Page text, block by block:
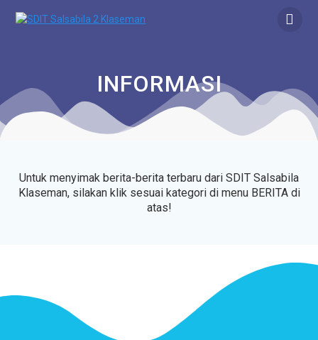
INFORMASI
Untuk menyimak berita-berita terbaru dari SDIT Salsabila
Klaseman, silakan klik sesuai kategori di menu BERITA di
atas!